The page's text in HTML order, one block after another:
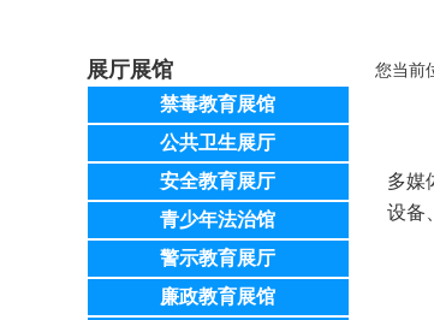
您当前
展厅展馆
禁毒教育展馆
公共卫生展厅
安全教育展厅
青少年法治馆
警示教育展厅
廉政教育展馆
多媒
设备